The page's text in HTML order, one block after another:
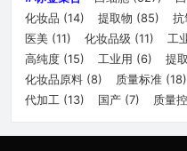
化妆品 (14) 提取物 (85) 抗
医美 (11) 化妆品级 (11) 工
高纯度 (15) 工业用 (6) 提
化妆品原料 (8) 质量标准 (18)
代加工 (13) 国产 (7) 质量